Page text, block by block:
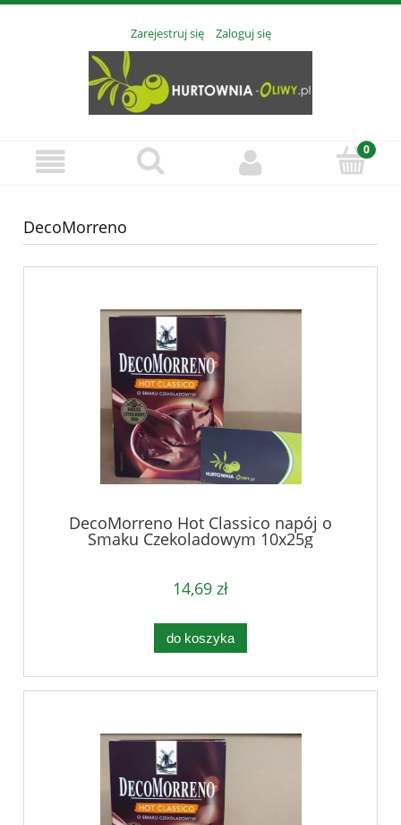
Zarejestruj się Zaloguj się
DecoMorreno
DecoMorreno Hot Classico napój o
Smaku Czekoladowym 10x25g
14,69 zł
do koszyka